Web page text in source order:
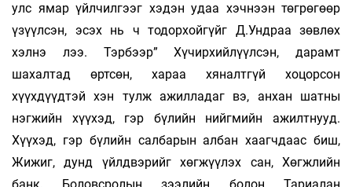
улс ямар үйлчилгээг хэдэн удаа хэчнээн төгрөгөөр
үзүүлсэн, эсэх нь ч тодорхойгүйг Д.Ундраа зөвлөх
хэлнэ лээ. Тэрбээр” Хүчирхийлүүлсэн, дарамт
шахалтад өртсөн, хараа хяналтгүй хоцорсон
хүүхдүүдтэй хэн тулж ажилладаг вэ, анхан шатны
нэгжийн хүүхэд, гэр бүлийн нийгмийн ажилтнууд.
Хүүхэд, гэр бүлийн салбарын албан хаагчдаас биш,
Жижиг, дунд үйлдвэрийг хөгжүүлэх сан, Хөгжлийн